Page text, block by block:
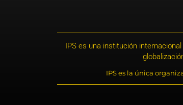
IPS es una institución
IPS es la única